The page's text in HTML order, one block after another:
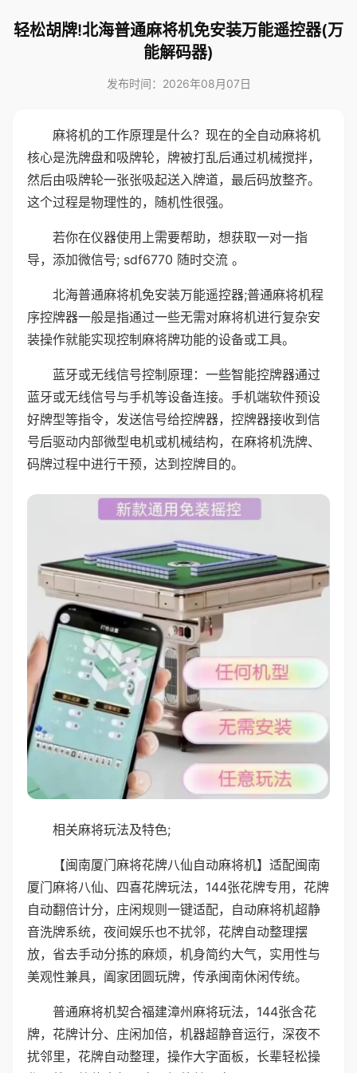
轻松胡牌!北海普通麻将机免安装万能遥控器(万
能解码器)
发布时间：2026年08月07日
麻将机的工作原理是什么？现在的全自动麻将机
核心是洗牌盘和吸牌轮，牌被打乱后通过机械搅拌，
然后由吸牌轮一张张吸起送入牌道，最后码放整齐。
这个过程是物理性的，随机性很强。
若你在仪器使用上需要帮助，想获取一对一指
导，添加微信号; sdf6770 随时交流 。
北海普通麻将机免安装万能遥控器;普通麻将机程
序控牌器一般是指通过一些无需对麻将机进行复杂安
装操作就能实现控制麻将牌功能的设备或工具。
蓝牙或无线信号控制原理：一些智能控牌器通过
蓝牙或无线信号与手机等设备连接。手机端软件预设
好牌型等指令，发送信号给控牌器，控牌器接收到信
号后驱动内部微型电机或机械结构，在麻将机洗牌、
码牌过程中进行干预，达到控牌目的。
相关麻将玩法及特色;
【闽南厦门麻将花牌八仙自动麻将机】适配闽南
厦门麻将八仙、四喜花牌玩法，144张花牌专用，花牌
自动翻倍计分，庄闲规则一键适配，自动麻将机超静
音洗牌系统，夜间娱乐也不扰邻，花牌自动整理摆
放，省去手动分拣的麻烦，机身简约大气，实用性与
美观性兼具，阖家团圆玩牌，传承闽南休闲传统。
普通麻将机契合福建漳州麻将玩法，144张含花
牌，花牌计分、庄闲加倍，机器超静音运行，深夜不
扰邻里，花牌自动整理，操作大字面板，长辈轻松操